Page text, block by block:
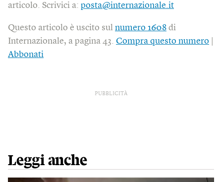
articolo. Scrivici a: posta@internazionale.it
Questo articolo è uscito sul numero 1608 di
Internazionale, a pagina 43. Compra questo numero
Abbonati
PUBBLICITÀ
Leggi anche